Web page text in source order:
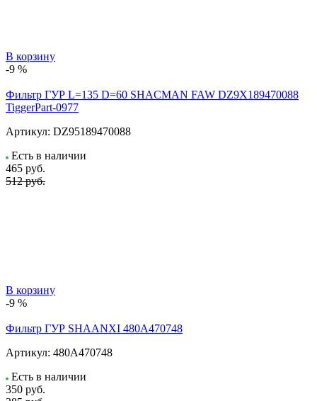
В корзину
-9 %
Фильтр ГУР L=135 D=60 SHACMAN FAW DZ9X189470088
TiggerPart-0977
Артикул: DZ95189470088
Есть в наличии
465 руб.
512 руб.
В корзину
-9 %
Фильтр ГУР SHAANXI 480A470748
Артикул: 480A470748
Есть в наличии
350 руб.